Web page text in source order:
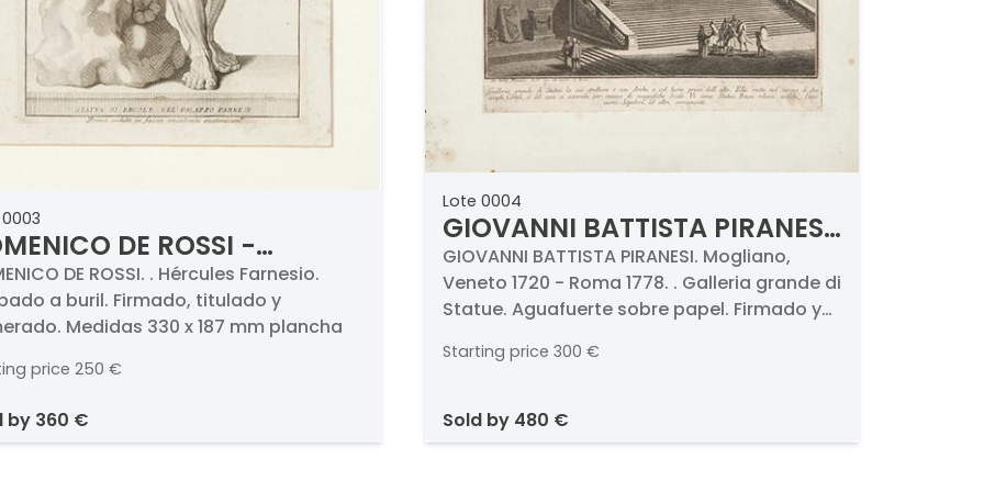
DE ROSSI -
Farnesio
DE ROSSI. . Hércules Farnesio.
a buril. Firmado, titulado y
Medidas 330 x 187 mm plancha
price 250 €
by 360 €
Lote 0004
GIOVANNI BATTISTA PIRANESI
- Galleria grande di Statue
GIOVANNI BATTISTA PIRANESI. Mogliano,
Veneto 1720 - Roma 1778. . Galleria grande di
Statue. Aguafuerte sobre papel. Firmado y
Starting price 300 €
sold by 480 €